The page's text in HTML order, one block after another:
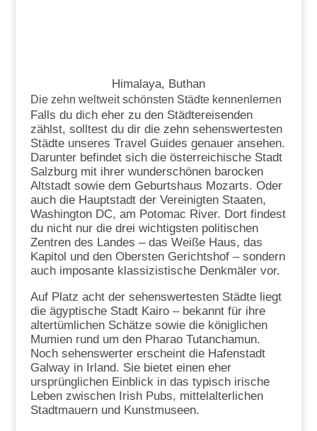
Himalaya, Buthan
Die zehn weltweit schönsten Städte kennenlernen
Falls du dich eher zu den Städtereisenden
zählst, solltest du dir die zehn sehenswertesten
Städte unseres Travel Guides genauer ansehen.
Darunter befindet sich die österreichische Stadt
Salzburg mit ihrer wunderschönen barocken
Altstadt sowie dem Geburtshaus Mozarts. Oder
auch die Hauptstadt der Vereinigten Staaten,
Washington DC, am Potomac River. Dort findest
du nicht nur die drei wichtigsten politischen
Zentren des Landes – das Weiße Haus, das
Kapitol und den Obersten Gerichtshof – sondern
auch imposante klassizistische Denkmäler vor.
Auf Platz acht der sehenswertesten Städte liegt
die ägyptische Stadt Kairo – bekannt für ihre
altertümlichen Schätze sowie die königlichen
Mumien rund um den Pharao Tutanchamun.
Noch sehenswerter erscheint die Hafenstadt
Galway in Irland. Sie bietet einen eher
ursprünglichen Einblick in das typisch irische
Leben zwischen Irish Pubs, mittelalterlichen
Stadtmauern und Kunstmuseen.